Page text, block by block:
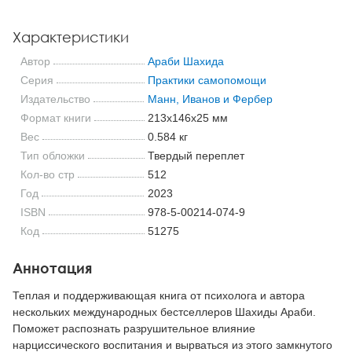
Характеристики
Автор
Араби Шахида
Серия
Практики самопомощи
Издательство
Манн, Иванов и Фербер
Формат книги
213x146x25 мм
Вес
0.584 кг
Тип обложки
Твердый переплет
Кол-во стр
512
Год
2023
ISBN
978-5-00214-074-9
Код
51275
Аннотация
Теплая и поддерживающая книга от психолога и автора
нескольких международных бестселлеров Шахиды Араби.
Поможет распознать разрушительное влияние
нарциссического воспитания и вырваться из этого замкнутого